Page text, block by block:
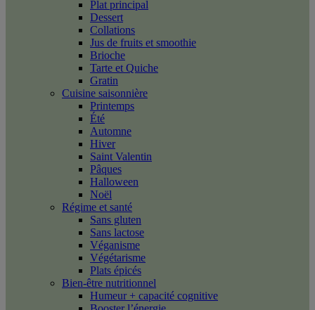
Plat principal
Dessert
Collations
Jus de fruits et smoothie
Brioche
Tarte et Quiche
Gratin
Cuisine saisonnière
Printemps
Été
Automne
Hiver
Saint Valentin
Pâques
Halloween
Noël
Régime et santé
Sans gluten
Sans lactose
Véganisme
Végétarisme
Plats épicés
Bien-être nutritionnel
Humeur + capacité cognitive